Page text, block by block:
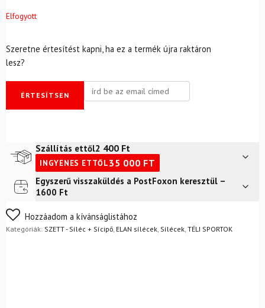
Elfogyott
Szeretne értesítést kapni, ha ez a termék újra raktáron
lesz?
ÉRTESÍTSEN
Szállítás ettől2 400 Ft
INGYENES ETTŐL35 000 FT
Futár a címre2 400
Egyszerű visszaküldés a PostFoxon keresztül –
1600 Ft
Nem biztos a választásában? Semmi gond – a terméket
egyszerűen visszaküldheti 14 napon belül, indoklás nélkül.
Hozzáadom a kívánságlistához
Kategóriák: SZETT - Síléc + Sícipő, ELAN sílécek, Sílécek, TÉLI SPORTOK